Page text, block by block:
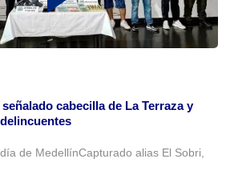
señalado cabecilla de La Terraza y
de MedellínCapturado alias El Sobri,